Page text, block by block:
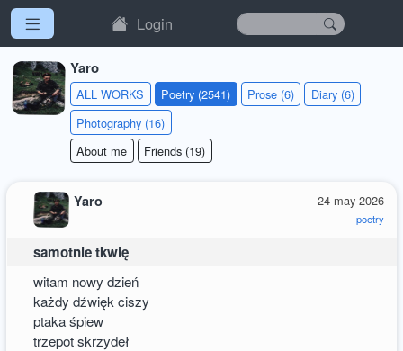
Login
Yaro
ALL WORKS Poetry (2541) Prose (6)
Diary (6)
Photography (16)
About me
Friends (19)
24 may 2026
poetry
Yaro
samotnie tkwię
witam nowy dzień
każdy dźwięk ciszy
ptaka śpiew
trzepot skrzydeł